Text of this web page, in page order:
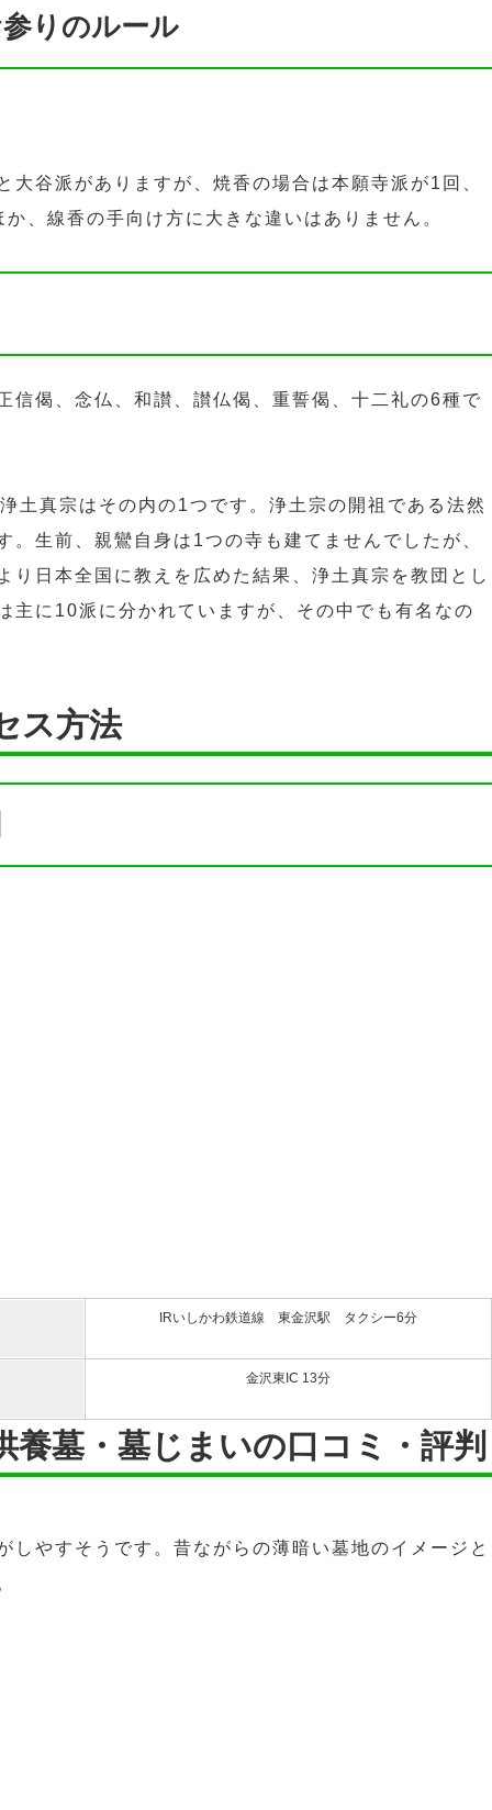
りのルール
大谷派がありますが、焼香の場合は本願寺派が1回、
、線香の手向け方に大きな違いはありません。
信偈、念仏、和讃、讃仏偈、重誓偈、十二礼の6種で
土真宗はその内の1つです。浄土宗の開祖である法然
。生前、親鸞自身は1つの寺も建てませんでしたが、
り日本全国に教えを広めた結果、浄土真宗を教団とし
主に10派に分かれていますが、その中でも有名なの
ス方法
IRいしかわ鉄道線 東金沢駅 タクシー6分
金沢東IC 13分
養墓・墓じまいの口コミ・評判
しやすそうです。昔ながらの薄暗い墓地のイメージと